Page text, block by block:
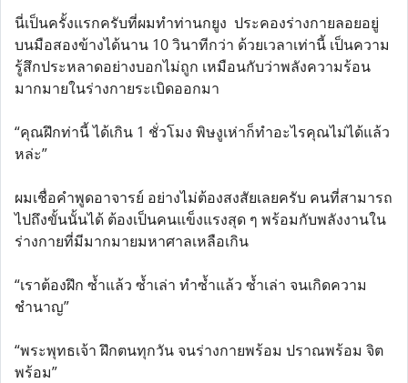
นี่เป็นครั้งแรกครับที่ผมทำท่านกยูง ประคองร่างกายลอยอยู่
บนมือสองข้างได้นาน 10 วินาทีกว่า ด้วยเวลาเท่านี้ เป็นความ
รู้สึกประหลาดอย่างบอกไม่ถูก เหมือนกับว่าพลังความร้อน
มากมายในร่างกายระเบิดออกมา
“คุณฝึกท่านี้ ได้เกิน 1 ชั่วโมง พิษงูเห่าก็ทำอะไรคุณไม่ได้แล้ว
หล่ะ”
ผมเชื่อคำพูดอาจารย์ อย่างไม่ต้องสงสัยเลยครับ คนที่สามารถ
ไปถึงขั้นนั้นได้ ต้องเป็นคนแข็งแรงสุด ๆ พร้อมกับพลังงานใน
ร่างกายที่มีมากมายมหาศาลเหลือเกิน
“เราต้องฝึก ซ้ำแล้ว ซ้ำเล่า ทำซ้ำแล้ว ซ้ำเล่า จนเกิดความ
ชำนาญ”
“พระพุทธเจ้า ฝึกตนทุกวัน จนร่างกายพร้อม ปราณพร้อม จิต
พร้อม”